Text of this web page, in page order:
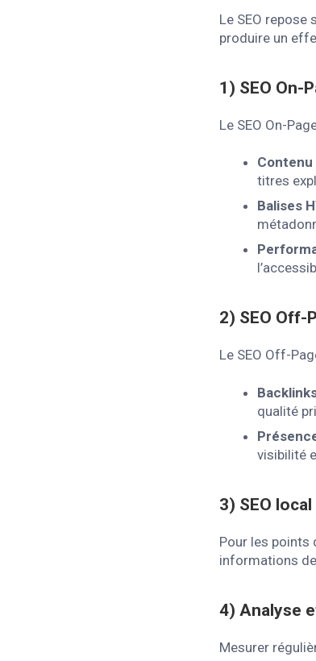
Le SEO
produire un
1) SEO On-
Le SEO On-
Contenu
titres
Balises
2) SEO Off-
Le SEO Off-
qualité
visibilité
3) SEO
Pour les points
informations
4) Analyse
Mesurer